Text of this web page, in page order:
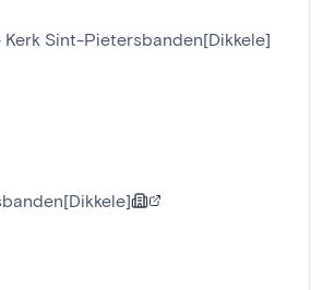
Sint-Pietersbanden[Dikkele]